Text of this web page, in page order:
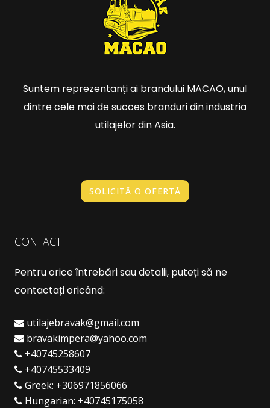
Suntem reprezentanți ai brandului MACAO, unul
dintre cele mai de succes branduri din industria
utilajelor din Asia.
SOLICITĂ O OFERTĂ
CONTACT
Pentru orice întrebări sau detalii, puteți să ne
contactați oricând:
utilajebravak@gmail.com
bravakimpera@yahoo.com
+40745258607
+40745533409
Greek: +306971856066
Hungarian: +40745175058